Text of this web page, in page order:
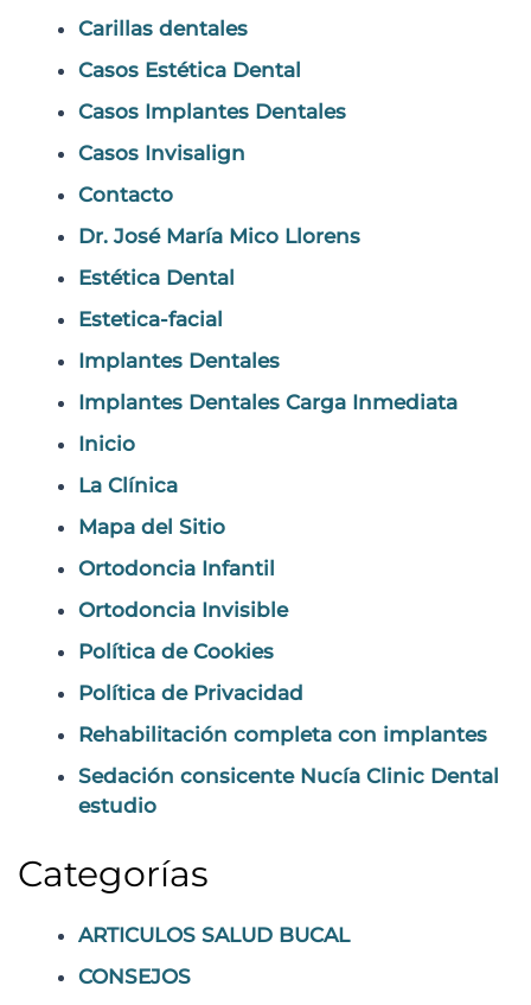
Carillas dentales
Casos Estética Dental
Casos Implantes Dentales
Casos Invisalign
Contacto
Dr. José María Mico Llorens
Estética Dental
Estetica-facial
Implantes Dentales
Implantes Dentales Carga Inmediata
Inicio
La Clínica
Mapa del Sitio
Ortodoncia Infantil
Ortodoncia Invisible
Política de Cookies
Política de Privacidad
Rehabilitación completa con implantes
Sedación consicente Nucía Clinic Dental
estudio
Categorías
ARTICULOS SALUD BUCAL
CONSEJOS